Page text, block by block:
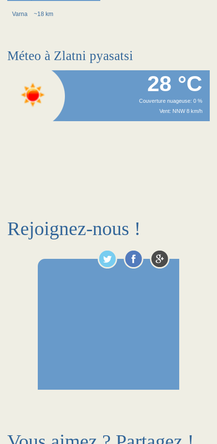
Varna ~18 km
Méteo à Zlatni pyasatsi
28 °C
Couverture nuageuse: 0 %
Vent: NNW 8 km/h
Rejoignez-nous !